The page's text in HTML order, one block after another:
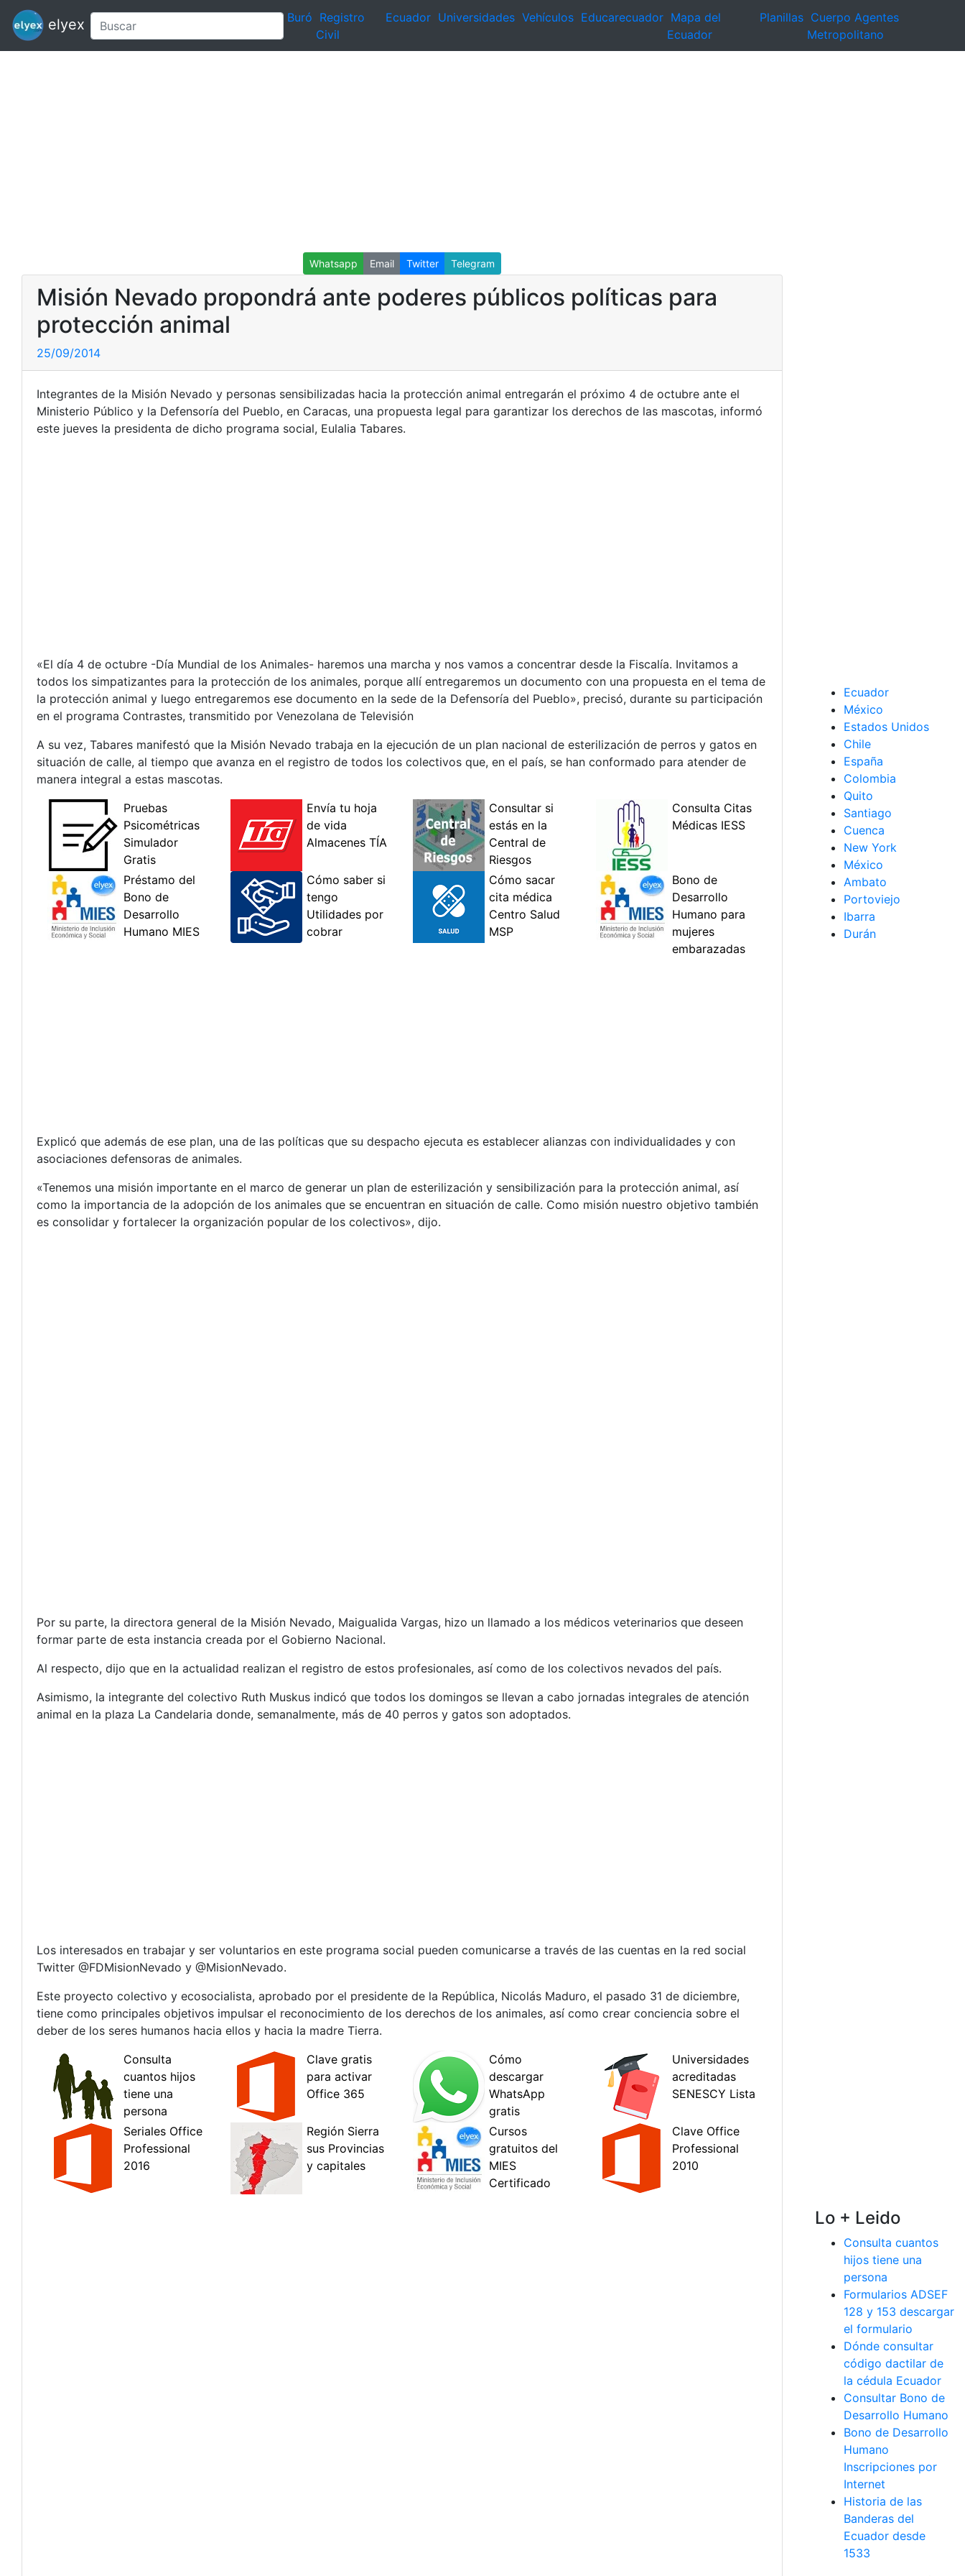
elyex Buró Registro
Civil
Ecuador Universidades Vehículos Educarecuador Mapa del
Ecuador
Planillas Cuerpo Agentes
Metropolitano
Whatsapp Email Twitter Telegram
Misión Nevado propondrá ante poderes públicos políticas para
protección animal
25/09/2014
Integrantes de la Misión Nevado y personas sensibilizadas hacia la protección animal entregarán el próximo 4 de octubre ante el
Ministerio Público y la Defensoría del Pueblo, en Caracas, una propuesta legal para garantizar los derechos de las mascotas, informó
este jueves la presidenta de dicho programa social, Eulalia Tabares.
«El día 4 de octubre -Día Mundial de los Animales- haremos una marcha y nos vamos a concentrar desde la Fiscalía. Invitamos a
todos los simpatizantes para la protección de los animales, porque allí entregaremos un documento con una propuesta en el tema de
la protección animal y luego entregaremos ese documento en la sede de la Defensoría del Pueblo», precisó, durante su participación
en el programa Contrastes, transmitido por Venezolana de Televisión
A su vez, Tabares manifestó que la Misión Nevado trabaja en la ejecución de un plan nacional de esterilización de perros y gatos en
situación de calle, al tiempo que avanza en el registro de todos los colectivos que, en el país, se han conformado para atender de
manera integral a estas mascotas.
Explicó que además de ese plan, una de las políticas que su despacho ejecuta es establecer alianzas con individualidades y con
asociaciones defensoras de animales.
«Tenemos una misión importante en el marco de generar un plan de esterilización y sensibilización para la protección animal, así
como la importancia de la adopción de los animales que se encuentran en situación de calle. Como misión nuestro objetivo también
es consolidar y fortalecer la organización popular de los colectivos», dijo.
Por su parte, la directora general de la Misión Nevado, Maigualida Vargas, hizo un llamado a los médicos veterinarios que deseen
formar parte de esta instancia creada por el Gobierno Nacional.
Al respecto, dijo que en la actualidad realizan el registro de estos profesionales, así como de los colectivos nevados del país.
Asimismo, la integrante del colectivo Ruth Muskus indicó que todos los domingos se llevan a cabo jornadas integrales de atención
animal en la plaza La Candelaria donde, semanalmente, más de 40 perros y gatos son adoptados.
Los interesados en trabajar y ser voluntarios en este programa social pueden comunicarse a través de las cuentas en la red social
Twitter @FDMisionNevado y @MisionNevado.
Este proyecto colectivo y ecosocialista, aprobado por el presidente de la República, Nicolás Maduro, el pasado 31 de diciembre,
tiene como principales objetivos impulsar el reconocimiento de los derechos de los animales, así como crear conciencia sobre el
deber de los seres humanos hacia ellos y hacia la madre Tierra.
Ecuador
México
Estados Unidos
Chile
España
Colombia
Quito
Santiago
Cuenca
New York
México
Ambato
Portoviejo
Ibarra
Durán
Lo + Leido
Consulta cuantos
hijos tiene una
persona
Formularios ADSEF
128 y 153 descargar
el formulario
Dónde consultar
código dactilar de
la cédula Ecuador
Consultar Bono de
Desarrollo Humano
Bono de Desarrollo
Humano
Inscripciones por
Internet
Historia de las
Banderas del
Ecuador desde
1533